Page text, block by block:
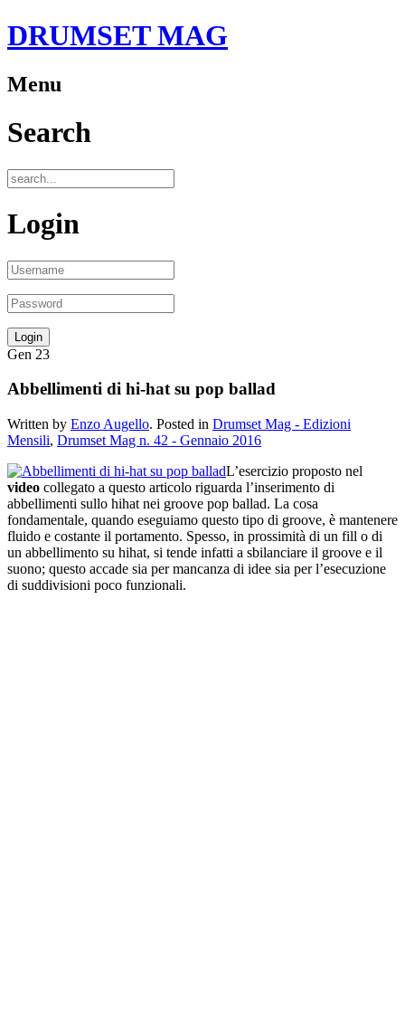
DRUMSET MAG
Menu
Search
Login
Gen 23
Abbellimenti di hi-hat su pop ballad
Written by Enzo Augello. Posted in Drumset Mag - Edizioni
Mensili, Drumset Mag n. 42 - Gennaio 2016
L’esercizio proposto nel
video collegato a questo articolo riguarda l’inserimento di
abbellimenti sullo hihat nei groove pop ballad. La cosa
fondamentale, quando eseguiamo questo tipo di groove, è mantenere
fluido e costante il portamento. Spesso, in prossimità di un fill o di
un abbellimento su hihat, si tende infatti a sbilanciare il groove e il
suono; questo accade sia per mancanza di idee sia per l’esecuzione
di suddivisioni poco funzionali.